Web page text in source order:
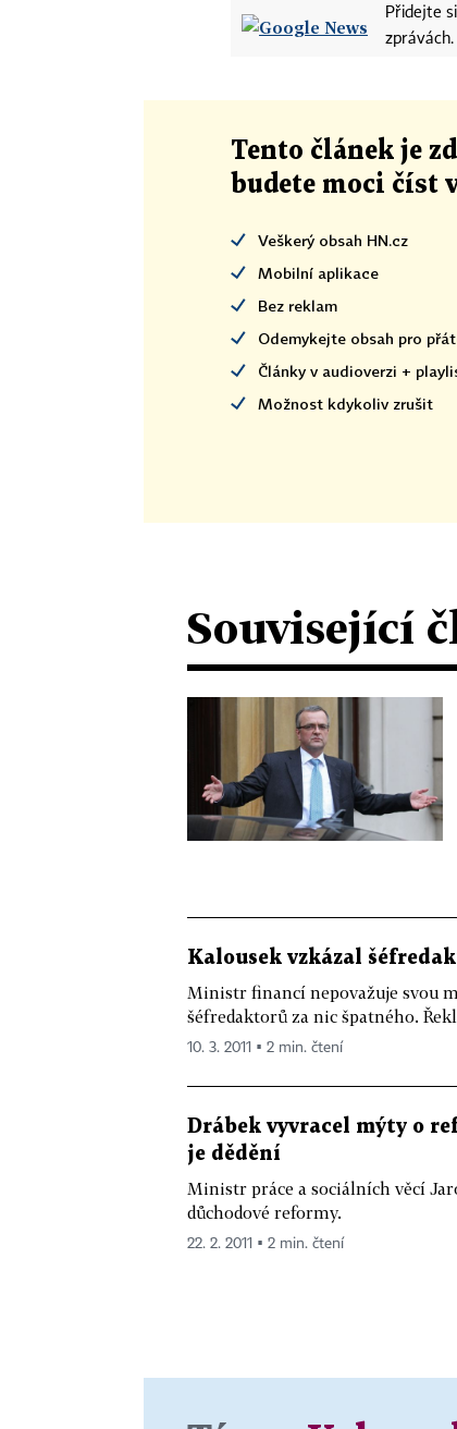
Přidejte
zprávách.
Tento článek je
budete moci číst
Veškerý obsah HN.cz
Mobilní aplikace
Bez reklam
Odemykejte obsah pro
Články v audioverzi +
Možnost kdykoliv zrušit
Související
Kalousek vzkázal
Ministr financí nepovažuje svou
šéfredaktorů za nic špatného.
10. 3. 2011 ▪ 2 min. čtení
Drábek vyvracel mýty o
je dědění
Ministr práce a sociálních věcí
důchodové reformy.
22. 2. 2011 ▪ 2 min. čtení